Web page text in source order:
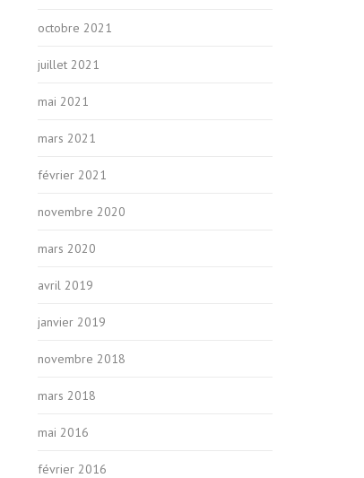
octobre 2021
juillet 2021
mai 2021
mars 2021
février 2021
novembre 2020
mars 2020
avril 2019
janvier 2019
novembre 2018
mars 2018
mai 2016
février 2016